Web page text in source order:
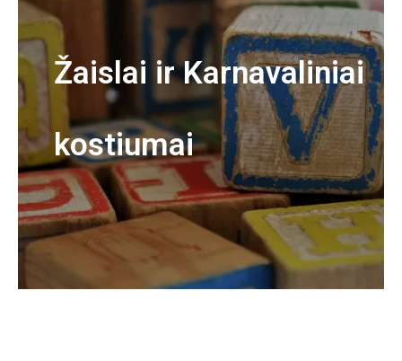
Žaislai ir Karnavaliniai
kostiumai